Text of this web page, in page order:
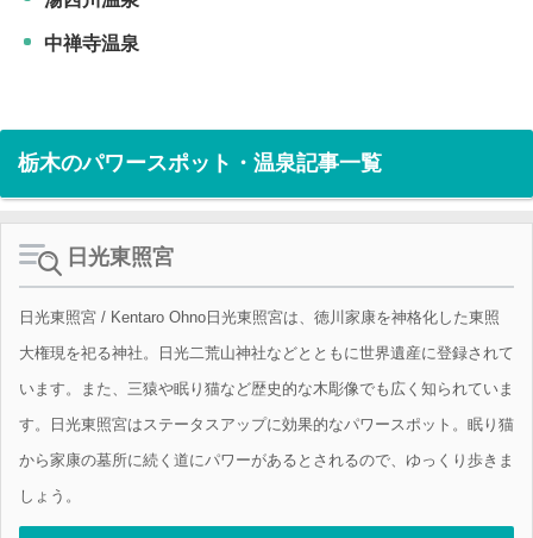
中禅寺温泉
栃木のパワースポット・温泉記事一覧
日光東照宮
日光東照宮 / Kentaro Ohno日光東照宮は、徳川家康を神格化した東照
大権現を祀る神社。日光二荒山神社などとともに世界遺産に登録されて
います。また、三猿や眠り猫など歴史的な木彫像でも広く知られていま
す。日光東照宮はステータスアップに効果的なパワースポット。眠り猫
から家康の墓所に続く道にパワーがあるとされるので、ゆっくり歩きま
しょう。